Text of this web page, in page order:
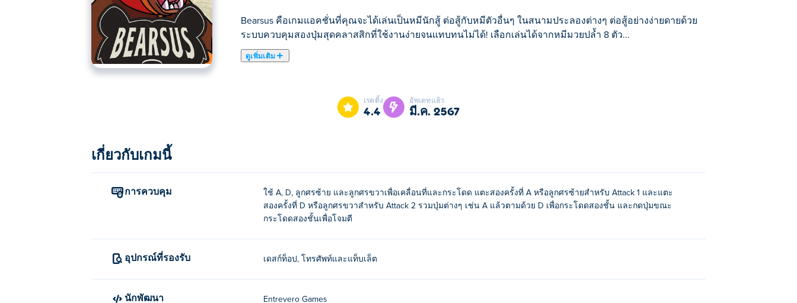
Bearsus คือเกมแอคชั่นที่คุณจะได้เล่นเป็นหมีนักสู้ ต่อสู้กับหมีตัวอื่นๆ ในสนามประลองต่างๆ ต่อสู้อย่างง่ายดายด้วย
ระบบควบคุมสองปุ่มสุดคลาสสิกที่ใช้งานง่ายจนแทบทนไม่ได้! เลือกเล่นได้จากหมีมวยปล้ำ 8 ตัว...
ดูเพิ่มเติม
Bearsus คือเกมแอคชั่นที่คุณจะได้เล่นเป็นหมีนักสู้ ต่อสู้กับหมีตัวอื่นๆ ในสนามประลองต่างๆ ต่อสู้อย่างง่ายดายด้วยระบบควบคุมสองปุ่มสุดคลาสสิกที่ใช้
ลับเล็บให้คมกริบ แล้วเข้าสู่โหมดอาร์เคดที่คุณจะได้ต่อสู้กับหมีกริซลี่ 5 ตัว พร้อมปลดล็อกนักสู้และระบายสีใหม่ๆ คุณยังสามารถเล่นกับหมีตัวอื่นๆ ใน
โหมด 2 ผู้เล่นได้อีกด้วย หากต้องการความท้าทายที่มากขึ้นไปอีก คุณสามารถลองโหมด Endless ที่พลังชีวิตของคุณจะถูกยกยอดจากรอบก่อนหน้า คุณ
จะเล่น Bearsus ได้อย่างไร?
เรตติ้ง
4.4
อัพเดทแล้ว
มี.ค. 2567
เกี่ยวกับเกมนี้
การควบคุม
ใช้ A, D, ลูกศรซ้าย และลูกศรขวาเพื่อเคลื่อนที่และกระโดด แตะสองครั้งที่ A หรือลูกศรซ้ายสำหรับ Attack 1 และแตะ
สองครั้งที่ D หรือลูกศรขวาสำหรับ Attack 2 รวมปุ่มต่างๆ เช่น A แล้วตามด้วย D เพื่อกระโดดสองชั้น และกดปุ่มขณะ
กระโดดสองชั้นเพื่อโจมตี
อุปกรณ์ที่รองรับ เดสก์ท็อป, โทรศัพท์และแท็บเล็ต
นักพัฒนา Entrevero Games